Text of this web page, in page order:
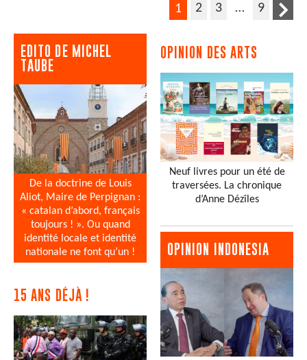
1 2 3 … 9
EDITO DE MICHEL
TAUBE
De la doctrine de Louis
Aliot, Maire de Perpignan :
« catalan d’abord, français
toujours ! ». Ou quand
identité locale et identité
nationale ne font qu’un !
15 ANS DÉJÀ !
OPINION DES ARTS
Neuf livres pour un été de
traversées. La chronique
d’Anne Dézîles
OPINION INDONESIA